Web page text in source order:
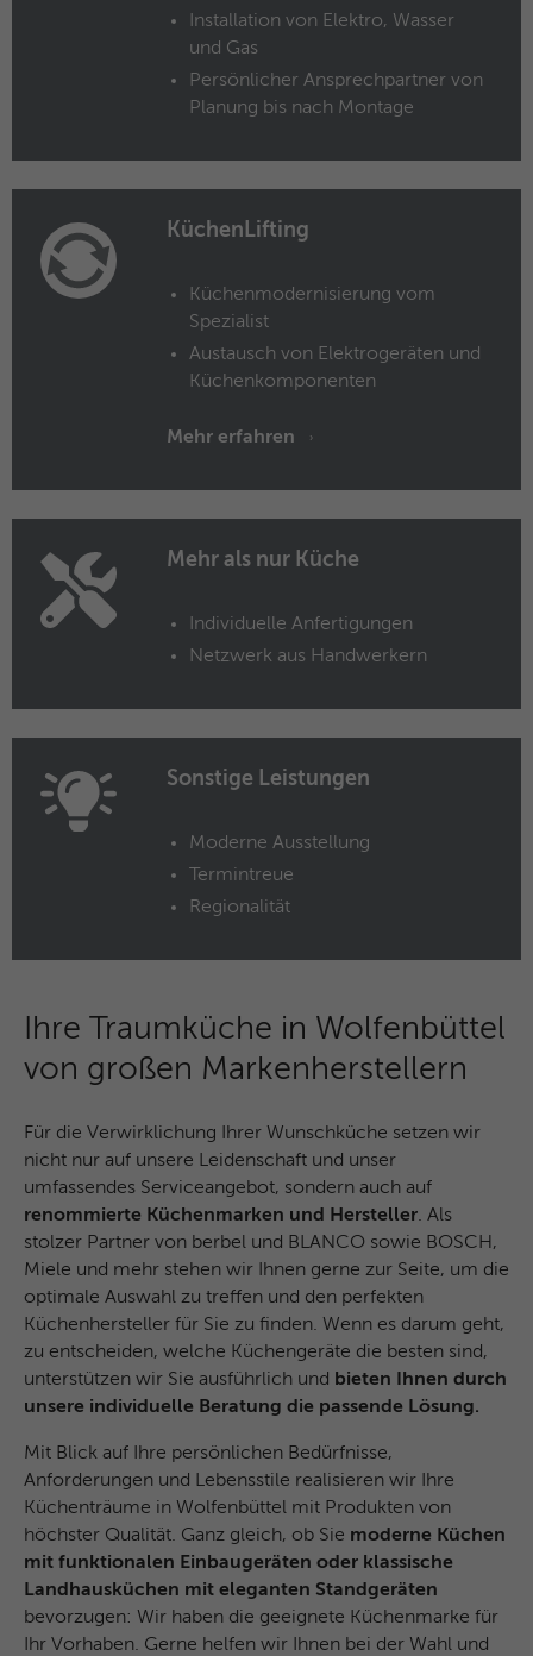
Installation von Elektro, Wasser
und Gas
Persönlicher Ansprechpartner von
Planung bis nach Montage
KüchenLifting
Küchenmodernisierung vom
Spezialist
Austausch von Elektrogeräten und
Küchenkomponenten
Mehr erfahren
Mehr als nur Küche
Individuelle Anfertigungen
Netzwerk aus Handwerkern
Sonstige Leistungen
Moderne Ausstellung
Termintreue
Regionalität
Ihre Traumküche in Wolfenbüttel
von großen Markenherstellern
Für die Verwirklichung Ihrer Wunschküche setzen wir
nicht nur auf unsere Leidenschaft und unser
umfassendes Serviceangebot, sondern auch auf
renommierte Küchenmarken und Hersteller. Als
stolzer Partner von berbel und BLANCO sowie BOSCH,
Miele und mehr stehen wir Ihnen gerne zur Seite, um die
optimale Auswahl zu treffen und den perfekten
Küchenhersteller für Sie zu finden. Wenn es darum geht,
zu entscheiden, welche Küchengeräte die besten sind,
unterstützen wir Sie ausführlich und bieten Ihnen durch
unsere individuelle Beratung die passende Lösung.
Mit Blick auf Ihre persönlichen Bedürfnisse,
Anforderungen und Lebensstile realisieren wir Ihre
Küchenträume in Wolfenbüttel mit Produkten von
höchster Qualität. Ganz gleich, ob Sie moderne Küchen
mit funktionalen Einbaugeräten oder klassische
Landhausküchen mit eleganten Standgeräten
bevorzugen: Wir haben die geeignete Küchenmarke für
Ihr Vorhaben. Gerne helfen wir Ihnen bei der Wahl und
Microsoft Clarity
Browsersession
Name MUID
Anbieter Microsoft Clarity
1 Jahr
Identifiziert eindeutige Webbrowser, die
Cookies wird für Werbung, Website-
verwendet.
Name SM
Anbieter Microsoft Clarity